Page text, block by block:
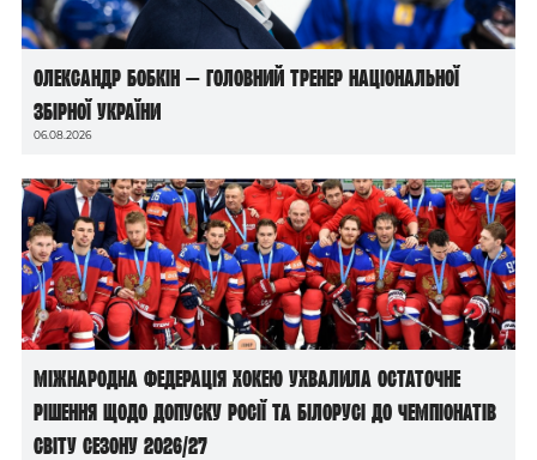
Олександр Бобкін — головний тренер національної
збірної України
06.08.2026
Міжнародна федерація хокею ухвалила остаточне
рішення щодо допуску росії та білорусі до чемпіонатів
світу сезону 2026/27